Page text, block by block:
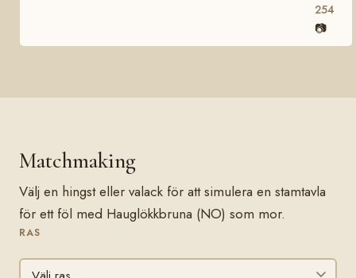
254
📷
Matchmaking
Välj en hingst eller valack för att simulera en stamtavla
för ett föl med Hauglökkbruna (NO) som mor.
RAS